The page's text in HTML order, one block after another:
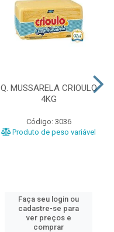
Q. MUSSARELA CRIOULO
4KG
Código: 3036
Produto de peso variável
Faça seu login ou
cadastre-se para
ver preços e
comprar